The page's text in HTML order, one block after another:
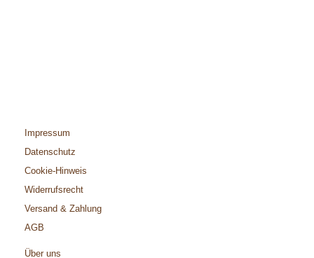
Impressum
Datenschutz
Cookie-Hinweis
Widerrufsrecht
Versand & Zahlung
AGB
Über uns